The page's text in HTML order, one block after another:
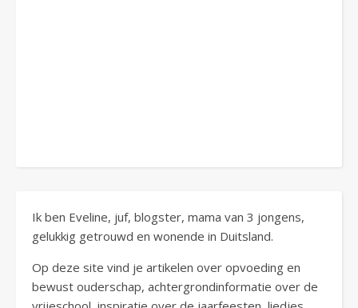
Ik ben Eveline, juf, blogster, mama van 3 jongens,
gelukkig getrouwd en wonende in Duitsland.
Op deze site vind je artikelen over opvoeding en
bewust ouderschap, achtergrondinformatie over de